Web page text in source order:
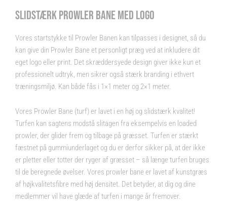
SLIDSTÆRK PROWLER BANE MED LOGO
Vores startstykke til Prowler Banen kan tilpasses i designet, så du
kan give din Prowler Bane et personligt præg ved at inkludere dit
eget logo eller print. Det skræddersyede design giver ikke kun et
professionelt udtryk, men sikrer også stærk branding i ethvert
træningsmiljø. Kan både fås i 1×1 meter og 2×1 meter.
Vores Prowler Bane (turf) er lavet i en høj og slidstærk kvalitet!
Turfen kan sagtens modstå slitagen fra eksempelvis en loaded
prowler, der glider frem og tilbage på græsset. Turfen er stærkt
fæstnet på gummiunderlaget og du er derfor sikker på, at der ikke
er pletter eller totter der ryger af græsset – så længe turfen bruges
til de beregnede øvelser. Vores prowler bane er lavet af kunstgræs
af højkvalitetsfibre med høj densitet. Det betyder, at dig og dine
medlemmer vil have glæde af turfen i mange år fremover.